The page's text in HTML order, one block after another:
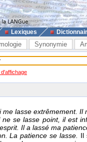
Lexiques
Synonymie
me lasse extrêmement.
se lasse point, il est
Il a lassé ma
La patience se lasse. Il